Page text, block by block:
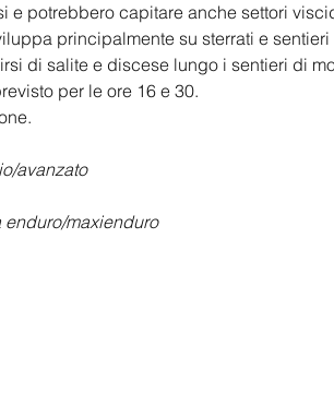
e potrebbero capitare anche settori
principalmente su sterrati e
di salite e discese lungo i sentieri di
per le ore 16 e 30.
avanzato
maxienduro